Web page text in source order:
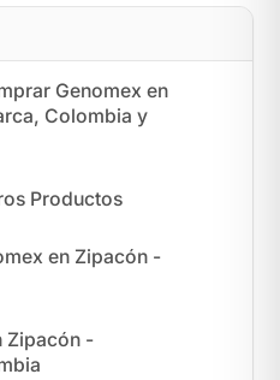
Genomex en
Colombia y
Productos
en Zipacón -
Zipacón -